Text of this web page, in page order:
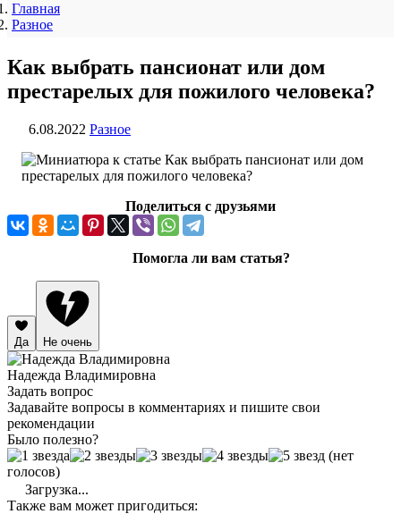
Главная
Разное
Как выбрать пансионат или дом
престарелых для пожилого человека?
6.08.2022 Разное
Поделиться с друзьями
Помогла ли вам статья?
Да Не очень
Надежда Владимировна
Задать вопрос
Задавайте вопросы в комментариях и пишите свои
рекомендации
Было полезно?
(нет
голосов)
Загрузка...
Также вам может пригодиться: